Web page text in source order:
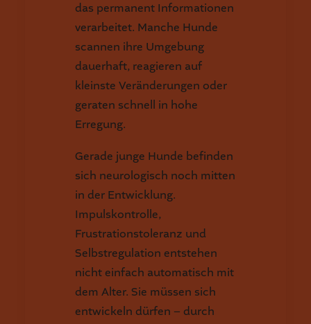
das permanent Informationen
verarbeitet. Manche Hunde
scannen ihre Umgebung
dauerhaft, reagieren auf
kleinste Veränderungen oder
geraten schnell in hohe
Erregung.
Gerade junge Hunde befinden
sich neurologisch noch mitten
in der Entwicklung.
Impulskontrolle,
Frustrationstoleranz und
Selbstregulation entstehen
nicht einfach automatisch mit
dem Alter. Sie müssen sich
entwickeln dürfen – durch